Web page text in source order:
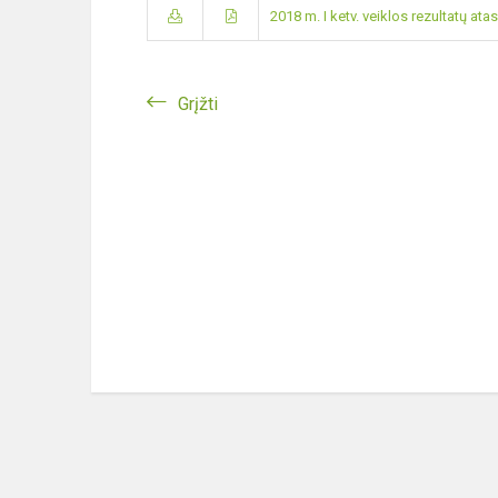
2018 m. I ketv. veiklos rezultatų
Grįžti